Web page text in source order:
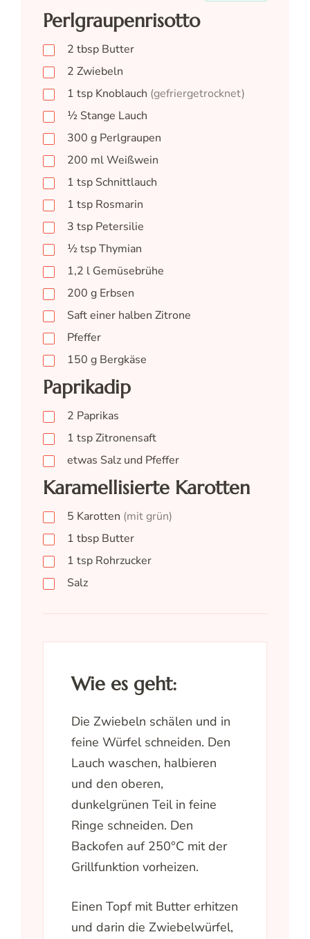
Perlgraupenrisotto
2 tbsp Butter
2 Zwiebeln
1 tsp Knoblauch (gefriergetrocknet)
½ Stange Lauch
300 g Perlgraupen
200 mlWeißwein
1 tsp Schnittlauch
1 tsp Rosmarin
3 tsp Petersilie
½tspThymian
1,2 l Gemüsebrühe
200 g Erbsen
Saft einer halben Zitrone
Pfeffer
150 g Bergkäse
Paprikadip
2 Paprikas
1 tspZitronensaft
etwas Salz und Pfeffer
Karamellisierte Karotten
5 Karotten (mit grün)
1 tbsp Butter
1 tsp Rohrzucker
Salz
Wie es geht:
Die Zwiebeln schälen und in
feine Würfel schneiden. Den
Lauch waschen, halbieren
und den oberen,
dunkelgrünen Teil in feine
Ringe schneiden. Den
Backofen auf 250°C mit der
Grillfunktion vorheizen.
Einen Topf mit Butter erhitzen
und darin die Zwiebelwürfel,